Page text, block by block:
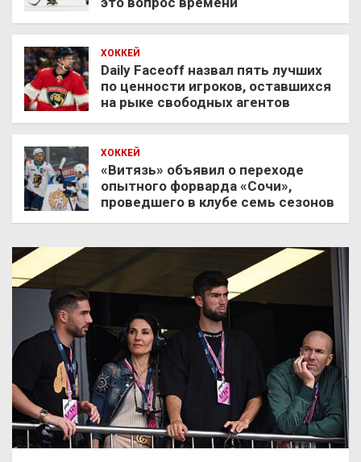
ХОККЕЙ
Daily Faceoff назвал пять лучших
по ценности игроков, оставшихся
на рыке свободных агентов
ХОККЕЙ
«Витязь» объявил о переходе
опытного форварда «Сочи»,
проведшего в клубе семь сезонов